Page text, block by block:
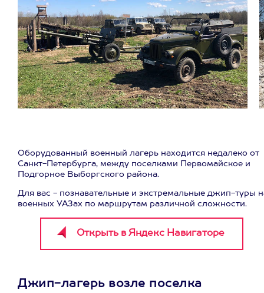
Оборудованный военный лагерь находится недалеко от
Санкт-Петербурга, между поселками Первомайское и
Подгорное Выборгского района.
Для вас - познавательные и экстремальные джип-туры
военных УАЗах по маршрутам различной сложности.
Джип-лагерь возле поселка